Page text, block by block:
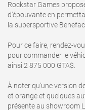
Rockstar Games
d'épouvante en
la supersportive
Pour ce faire, rendez-
pour commander le
ainsi 2 875 000 GTA$.
À noter qu'une version
et orange et quelques
présente au showroom